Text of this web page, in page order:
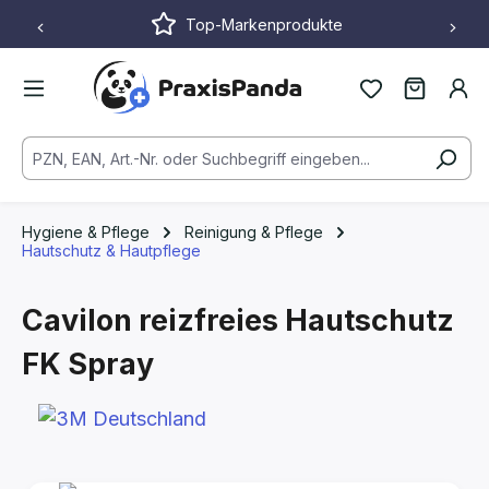
Zum Hauptinhalt springenTop-Markenprodukte
Hygiene & Pflege
Reinigung & Pflege
Hautschutz & Hautpflege
Cavilon reizfreies Hautschutz
FK Spray